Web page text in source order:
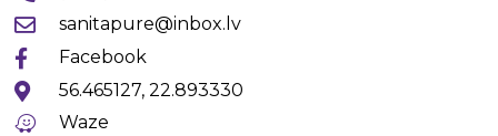
sanitapure@inbox.lv
Facebook
56.465127, 22.893330
Waze